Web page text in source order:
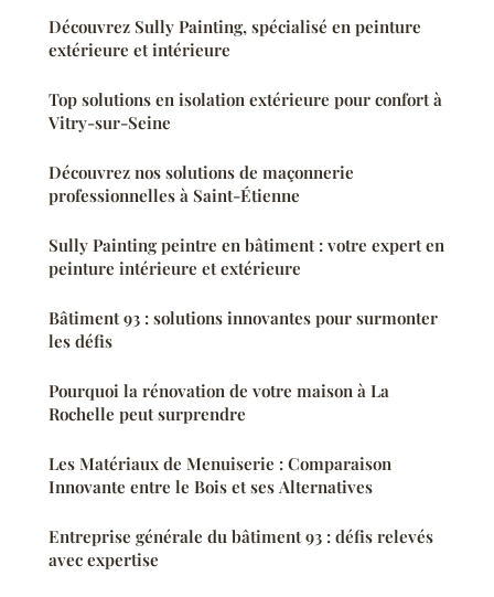
Découvrez Sully Painting, spécialisé en peinture
extérieure et intérieure
Top solutions en isolation extérieure pour confort à
Vitry-sur-Seine
Découvrez nos solutions de maçonnerie
professionnelles à Saint-Étienne
Sully Painting peintre en bâtiment : votre expert en
peinture intérieure et extérieure
Bâtiment 93 : solutions innovantes pour surmonter
les défis
Pourquoi la rénovation de votre maison à La
Rochelle peut surprendre
Les Matériaux de Menuiserie : Comparaison
Innovante entre le Bois et ses Alternatives
Entreprise générale du bâtiment 93 : défis relevés
avec expertise